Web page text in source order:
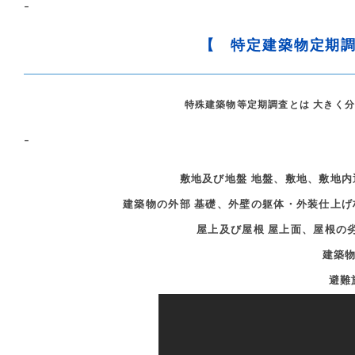
–
【 特定建築物定期
特殊建築物等定期調査とは 大きく
–
敷地及び地盤 地盤、敷地、敷地
建築物の外部 基礎、外壁の躯体・外装仕上
屋上及び屋根 屋上面、屋根の
建築
避難